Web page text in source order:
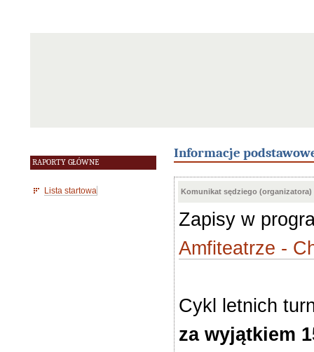
RAPORTY GŁÓWNE
Lista startowa
Informacje
Komunikat sędziego (organizatora)
Zapisy w
Amfiteatrze -
Cykl letnich
za wyjątkiem